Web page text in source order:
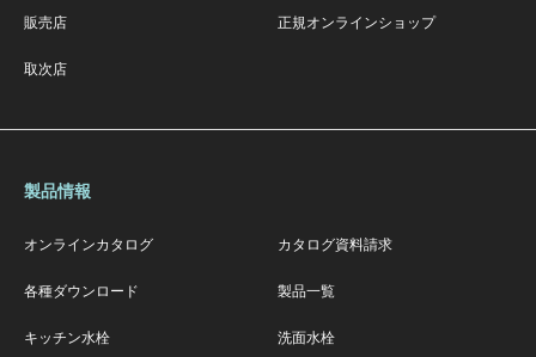
販売店 正規オンラインショップ
取次店
製品情報
オンラインカタログ カタログ資料請求
各種ダウンロード 製品一覧
キッチン水栓 洗面水栓